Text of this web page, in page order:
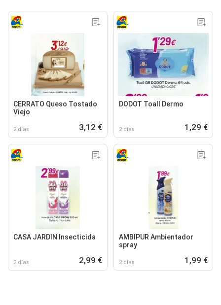
CERRATO Queso Tostado
Viejo
2 días 3,12 €
DODOT Toall Dermo
2 días 1,29 €
CASA JARDIN Insecticida
2 días 2,99 €
AMBIPUR Ambientador
spray
2 días 1,99 €